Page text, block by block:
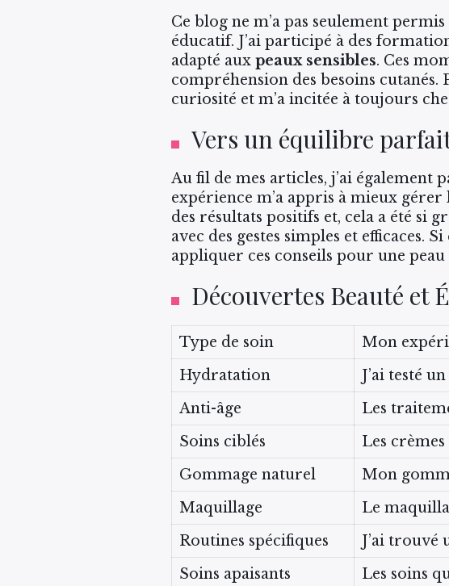
Ce blog ne m’a pas seulement
éducatif. J’ai participé à des
adapté aux peaux sensibles. Ces
compréhension des besoins
curiosité et m’a incitée à toujours
Vers un équilibre
Au fil de mes articles, j’ai également
expérience m’a appris à mieux
des résultats positifs et, cela a été si
avec des gestes simples et efficaces.
appliquer ces conseils pour une
Découvertes Beauté et
Type de soin
Mon
Hydratation
J’ai testé
Anti-âge
Les
Soins ciblés
Les
Gommage naturel
Mon
Maquillage
Le
Routines spécifiques
J’ai
Soins apaisants
Les soins